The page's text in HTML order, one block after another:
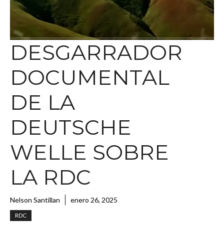
DESGARRADOR
DOCUMENTAL
DE LA
DEUTSCHE
WELLE SOBRE
LA RDC
Nelson Santillan enero 26, 2025
RDC